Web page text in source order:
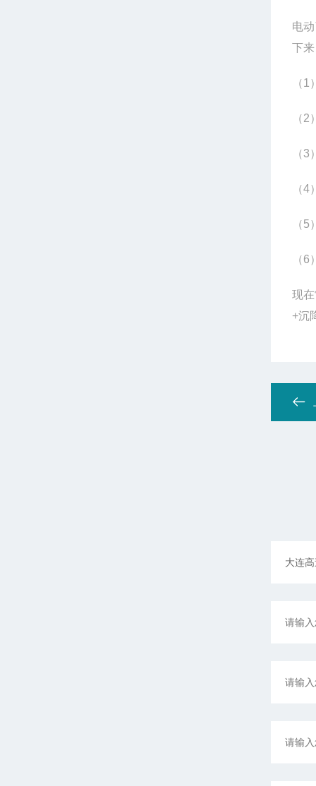
电
下
（1
（2
（3
（4
（5
（6
现
+沉